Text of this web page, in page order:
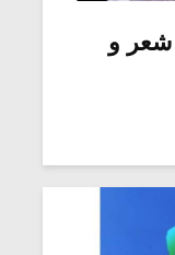
شعر و